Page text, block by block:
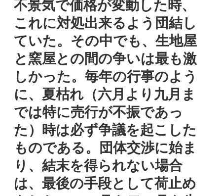
不景気で価格が変動した時、
これに対処出来るよう団結し
ていた。その中でも、生地屋
と窯屋との間の争いは最も激
しかった。毎年の行事のよう
に、夏枯れ（六月より九月ま
では特に売行が不振であっ
た）時は必ず争議を起こした
ものである。団体交渉に始ま
り、結末を得られない場合
は、最後の手段として荷止め